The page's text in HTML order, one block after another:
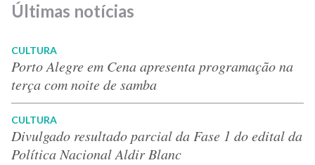
Últimas notícias
CULTURA
Porto Alegre em Cena apresenta programação na
terça com noite de samba
CULTURA
Divulgado resultado parcial da Fase 1 do edital da
Política Nacional Aldir Blanc